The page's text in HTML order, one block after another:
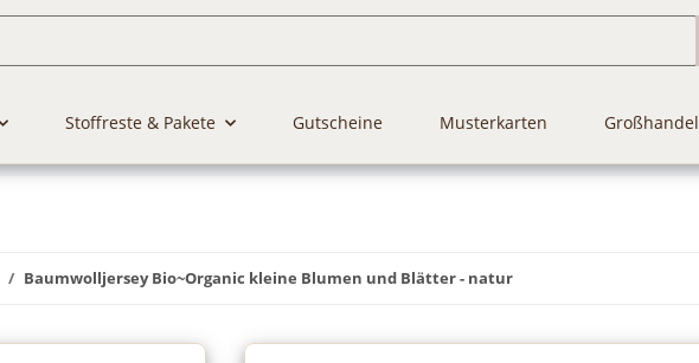
Stoffreste & Pakete Gutscheine Musterkarten Großhandel
Baumwolljersey Bio~Organic kleine Blumen und Blätter - natur